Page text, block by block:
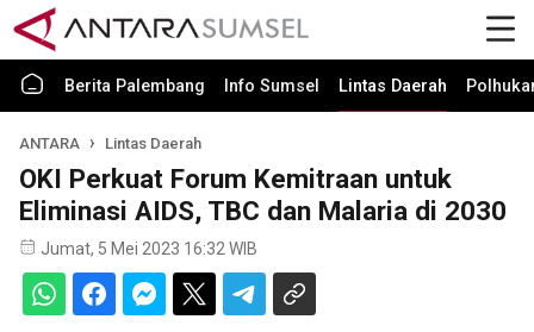
Berita Palembang Info Sumsel Lintas Daerah
ANTARA Lintas Daerah
OKI Perkuat Forum Kemitraan untuk
Eliminasi AIDS, TBC dan Malaria di 2030
Jumat, 5 Mei 2023 16:32 WIB